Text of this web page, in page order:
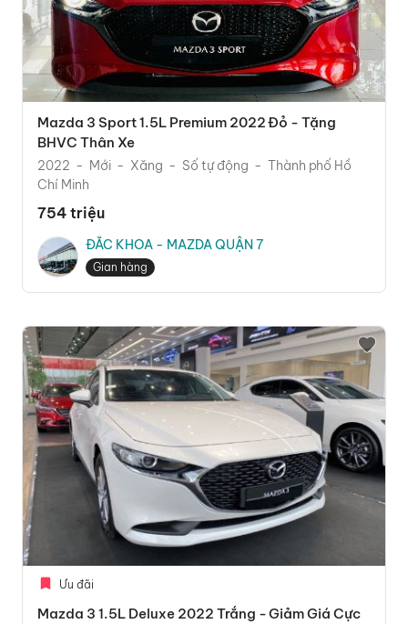
Mazda 3 Sport 1.5L Premium 2022 Đỏ - Tặng
BHVC Thân Xe
2022 Mới Xăng Số tự động
Thành phố Hồ
Chí Minh
754 triệu
ĐẮC KHOA - MAZDA QUẬN 7
Gian hàng
Ưu đãi
Mazda 3 1.5L Deluxe 2022 Trắng - Giảm Giá Cực